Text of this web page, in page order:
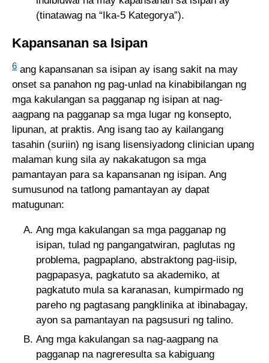
(tinatawag na “Ika-5 Kategorya”).
Kapansanan sa Isipan
6 ang kapansanan sa isipan ay isang sakit na may
onset sa panahon ng pag-unlad na kinabibilangan ng
mga kakulangan sa pagganap ng isipan at nag-
aagpang na pagganap sa mga lugar ng konsepto,
lipunan, at praktis. Ang isang tao ay kailangang
tasahin (suriin) ng isang lisensiyadong clinician upang
malaman kung sila ay nakakatugon sa mga
pamantayan para sa kapansanan ng isipan. Ang
sumusunod na tatlong pamantayan ay dapat
matugunan:
Ang mga kakulangan sa mga pagganap ng
isipan, tulad ng pangangatwiran, paglutas ng
problema, pagpaplano, abstraktong pag-iisip,
pagpapasya, pagkatuto sa akademiko, at
pagkatuto mula sa karanasan, kumpirmado ng
pareho ng pagtasang pangklinika at ibinabagay,
ayon sa pamantayan na pagsusuri ng talino.
Ang mga kakulangan sa nag-aagpang na
pagganap na nagreresulta sa kabiguang